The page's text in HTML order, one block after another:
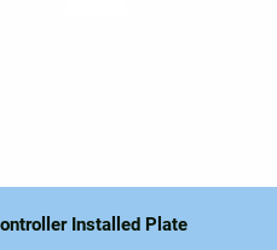
Installed Plate